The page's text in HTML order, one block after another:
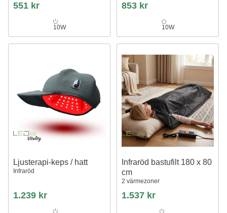
551 kr
10W
853 kr
10W
Ljusterapi-keps / hatt
Infraröd
1.239 kr
Infraröd bastufilt 180 x 80
cm
2 värmezoner
1.537 kr